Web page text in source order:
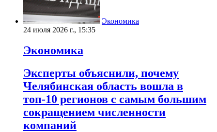
Экономика
24 июля 2026 г., 15:35
Экономика
Эксперты объяснили, почему
Челябинская область вошла в
топ-10 регионов с самым большим
сокращением численности
компаний